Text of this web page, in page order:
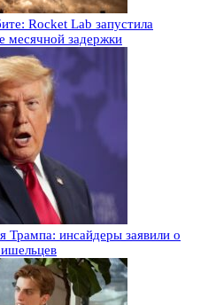
Rocket Lab запустила
месячной задержки
Трампа: инсайдеры заявили о